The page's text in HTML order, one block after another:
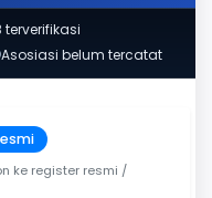
terverifikasi
Asosiasi belum tercatat
ke register resmi /